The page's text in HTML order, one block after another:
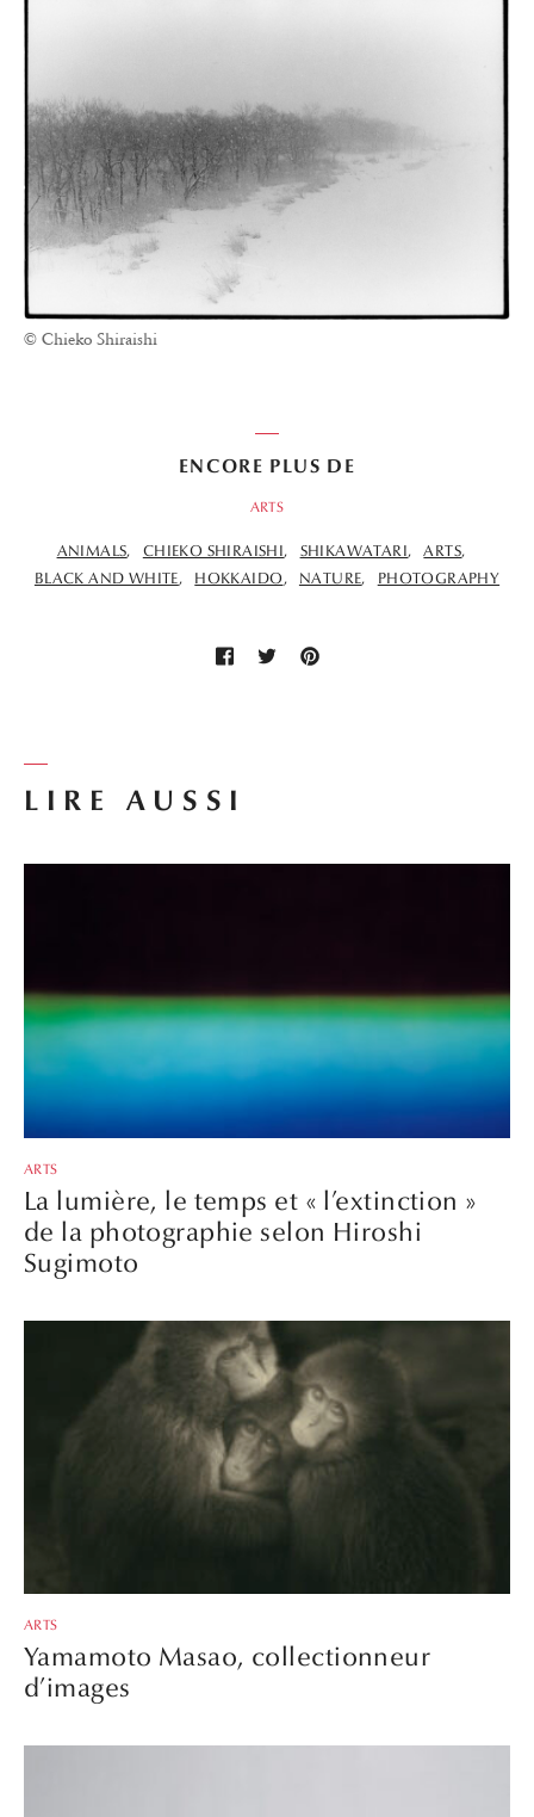
© Chieko Shiraishi
LIRE AUSSI
ARTS
La lumière, le temps et « l’extinction »
de la photographie selon Hiroshi
Sugimoto
ARTS
Yamamoto Masao, collectionneur
d’images
ENCORE PLUS DE
ARTS
ANIMALS CHIEKO SHIRAISHI SHIKAWATARI
ARTS
BLACK AND WHITE
HOKKAIDO NATURE PHOTOGRAPHY